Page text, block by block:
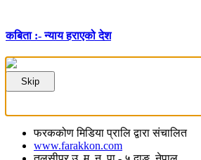
कबिता :- न्याय हराएको देश
Skip
फरककोण मिडिया प्रालि द्वारा संचालित
www.farakkon.com